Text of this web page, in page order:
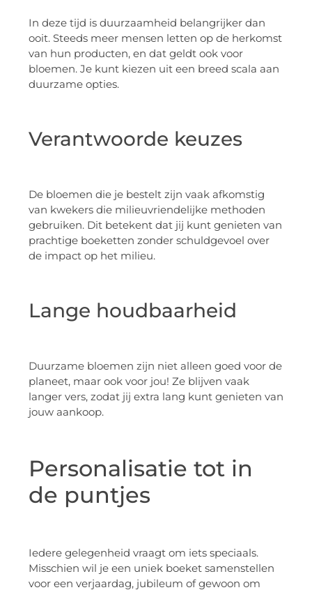
In deze tijd is duurzaamheid belangrijker dan
ooit. Steeds meer mensen letten op de herkomst
van hun producten, en dat geldt ook voor
bloemen. Je kunt kiezen uit een breed scala aan
duurzame opties.
Verantwoorde keuzes
De bloemen die je bestelt zijn vaak afkomstig
van kwekers die milieuvriendelijke methoden
gebruiken. Dit betekent dat jij kunt genieten van
prachtige boeketten zonder schuldgevoel over
de impact op het milieu.
Lange houdbaarheid
Duurzame bloemen zijn niet alleen goed voor de
planeet, maar ook voor jou! Ze blijven vaak
langer vers, zodat jij extra lang kunt genieten van
jouw aankoop.
Personalisatie tot in
de puntjes
Iedere gelegenheid vraagt om iets speciaals.
Misschien wil je een uniek boeket samenstellen
voor een verjaardag, jubileum of gewoon om